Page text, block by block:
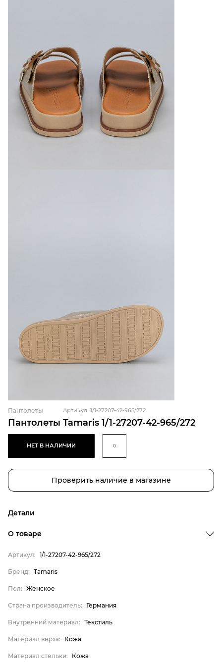
Пантолеты Tamaris 1/1-27207-42-965/272
Пантолеты Артикул: 1/1-27207-42-965/272
НЕТ В НАЛИЧИИ
Проверить наличие в магазине
Детали
Бренд
Пол
Страна производитель
Внутренний материал
Tamaris
Женское
О товаре
Артикул: 1/1-27207-42-965/272
Бренд: Tamaris
Пол: Женское
Страна производитель: Германия
Внутренний материал: Текстиль
Материал верха: Кожа
Материал стельки: Кожа